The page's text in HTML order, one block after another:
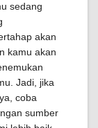
sedang
akan
kamu akan
Jadi, jika
coba
sumber